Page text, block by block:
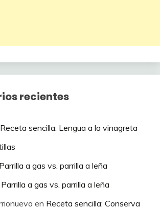
recientes
Receta sencilla: Lengua a la vinagreta
Parrilla a gas vs. parrilla a leña
Parrilla a gas vs. parrilla a leña
en Receta sencilla: Conserva